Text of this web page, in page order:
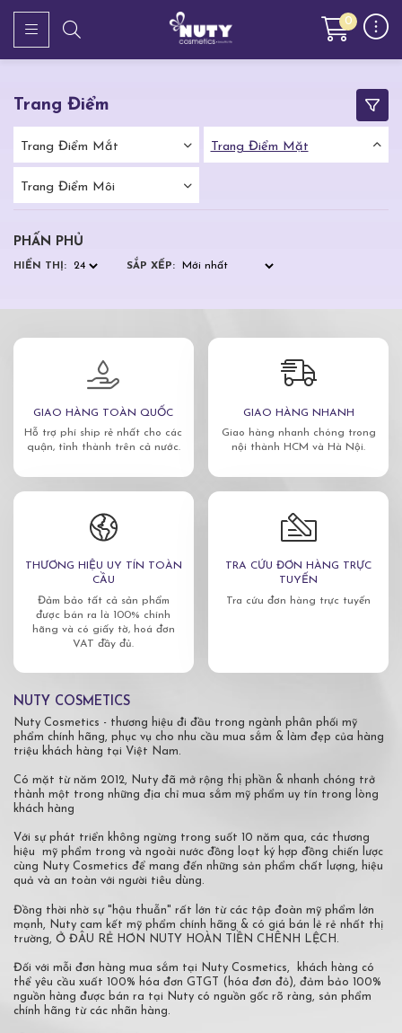
0
Trang Điểm
Trang Điểm Mắt Trang Điểm Mặt
Trang Điểm Môi
PHẤN PHỦ
HIỂN THỊ: SẮP XẾP:
GIAO HÀNG TOÀN QUỐC
Hỗ trợ phí ship rẻ nhất cho các
quận, tỉnh thành trên cả nước.
GIAO HÀNG NHANH
Giao hàng nhanh chóng trong
nội thành HCM và Hà Nội.
THƯƠNG HIỆU UY TÍN TOÀN
CẦU
Đảm bảo tất cả sản phẩm
được bán ra là 100% chính
hãng và có giấy tờ, hoá đơn
VAT đầy đủ.
TRA CỨU ĐƠN HÀNG TRỰC
TUYẾN
Tra cứu đơn hàng trực tuyến
NUTY COSMETICS
Nuty Cosmetics - thương hiệu đi đầu trong ngành phân phối mỹ
phẩm chính hãng, phục vụ cho nhu cầu mua sắm & làm đẹp của hàng
triệu khách hàng tại Việt Nam.
Có mặt từ năm 2012, Nuty đã mở rộng thị phần & nhanh chóng trở
thành một trong những địa chỉ mua sắm mỹ phẩm uy tín trong lòng
khách hàng
Với sự phát triển không ngừng trong suốt 10 năm qua, các thương
hiệu mỹ phẩm trong và ngoài nước đồng loạt ký hợp đồng chiến lược
cùng Nuty Cosmetics để mang đến những sản phẩm chất lượng, hiệu
quả và an toàn với người tiêu dùng.
Đồng thời nhờ sự "hậu thuẫn" rất lớn từ các tập đoàn mỹ phẩm lớn
mạnh, Nuty cam kết mỹ phẩm chính hãng & có giá bán lẻ rẻ nhất thị
trường, Ở ĐÂU RẺ HƠN NUTY HOÀN TIỀN CHÊNH LỆCH.
Đối với mỗi đơn hàng mua sắm tại Nuty Cosmetics, khách hàng có
thể yêu cầu xuất 100% hóa đơn GTGT (hóa đơn đỏ), đảm bảo 100%
nguồn hàng được bán ra tại Nuty có nguồn gốc rõ ràng, sản phẩm
chính hãng từ các nhãn hàng.